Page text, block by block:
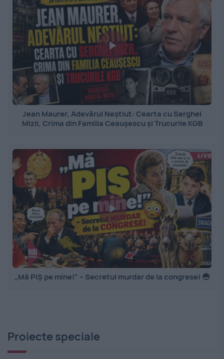
Jean Maurer, Adevărul Neștiut: Cearta cu Serghei
Mizil, Crima din Familia Ceaușescu și Trucurile KGB
„Mă PIȘ pe mine!” – Secretul murdar de la congrese! 😳
Proiecte speciale